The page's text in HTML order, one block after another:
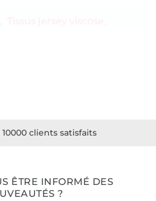
ÊTRE INFORMÉ DES
?